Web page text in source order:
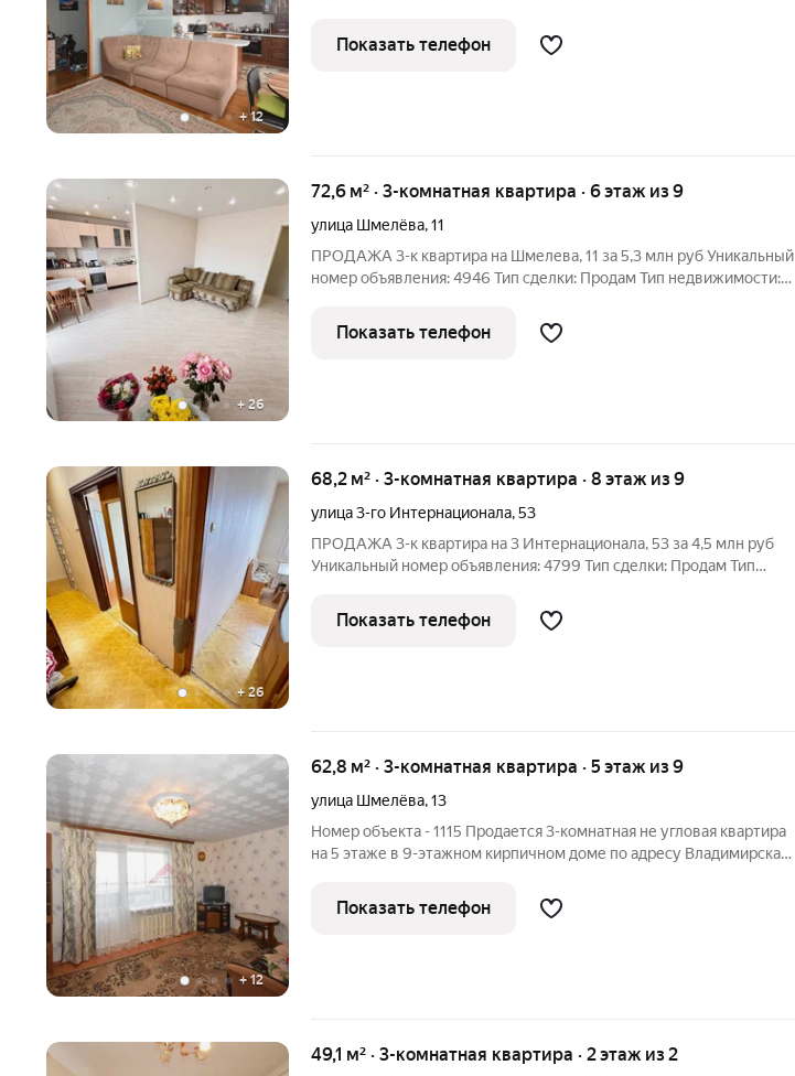
+12
улица Шмелёва, 13. Характеристики квартиры: Общая площадь:
74.00 м2
Показать телефон
+ 26
72,6 м² · 3-комнатная квартира · 6 этаж из 9
улица Шмелёва,11
ПРОДАЖА 3-к квартира на Шмелева, 11 за 5,3 млн руб Уникальный
номер объявления: 4946 Тип сделки: Продам Тип недвижимости:
Продажа Описание: Комнаты 24,9/21,1/11,7 Кухня 7,4
Показать телефон
+ 26
68,2 м² · 3-комнатная квартира · 8 этаж из 9
улица 3-го Интернационала,53
ПРОДАЖА 3-к квартира на 3 Интернационала, 53 за 4,5 млн руб
Уникальный номер объявления: 4799 Тип сделки: Продам Тип
Интернаицонала, д. 53 Цена: 4.5 млн. руб. Продажа Описание:
Комнаты 17,2/11,4/10,2
Показать телефон
+12
62,8 м² · 3-комнатная квартира · 5 этаж из 9
улица Шмелёва,13
Номер объекта - 1115 Продается 3-комнатная не угловая квартира
на 5 этаже в 9-этажном кирпичном доме по адресу Владимирская
квартиры: Общая площадь: 62.80 м2 Площадь кухни: 7.40 м2
Площадь
Показать телефон
49,1 м² · 3-комнатная квартира · 2 этаж из 2